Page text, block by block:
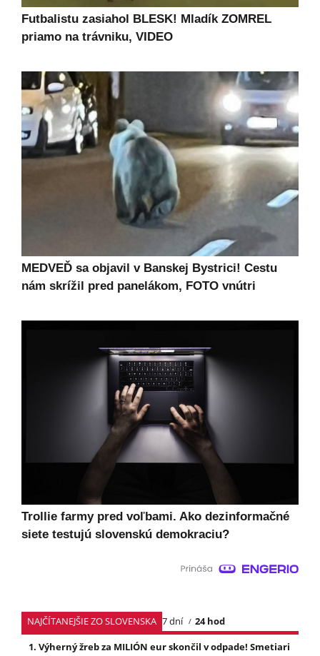
Futbalistu zasiahol BLESK! Mladík ZOMREL
priamo na trávniku, VIDEO
MEDVEĎ sa objavil v Banskej Bystrici! Cestu
nám skrížil pred panelákom, FOTO vnútri
Trollie farmy pred voľbami. Ako dezinformačné
siete testujú slovenskú demokraciu?
NAJČÍTANEJŠIE ZO SLOVENSKA 7 dní
24 hod
Výherný žreb za MILIÓN eur skončil v odpade! Smetiari